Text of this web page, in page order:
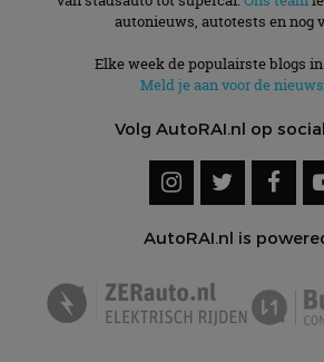
autonieuws, autotests en nog
Elke week de populairste blogs
Meld je aan voor de
Volg AutoRAI.nl op
AutoRAI.nl is